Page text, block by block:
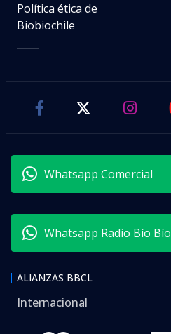
Política ética de
Biobiochile
Whatsapp Comercial
Whatsapp Radio Bío Bío
ALIANZAS BBCL
Internacional